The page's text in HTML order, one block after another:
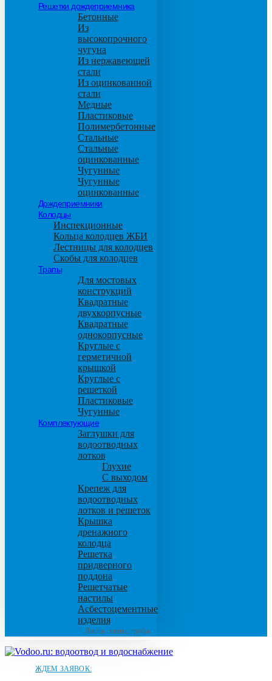
Решетки дождеприемника
Бетонные
Из
высокопрочного
чугуна
Из нержавеющей
стали
Из оцинкованной
стали
Медные
Пластиковые
Полимербетонные
Стальные
Стальные
оцинкованные
Чугунные
Чугунные
оцинкованные
Дождеприемники
Колодцы
Инспекционные
Кольца колодцев ЖБИ
Лестницы для колодцев
Скобы для колодцев
Трапы
Для мостовых
конструкций
Квадратные
двухкорпусные
Квадратные
однокорпусные
Круглые с
герметичной
крышкой
Круглые с
решеткой
Пластиковые
Чугунные
Комплектующие
Заглушки для
водоотводных
лотков
Глухие
С выходом
Крепеж для
водоотводных
лотков и решеток
Крышка
дренажного
колодца
Решетка
придверного
поддона
Решетчатые
настилы
Асбестоцементные
изделия
Листы, плиты, трубы
ЖДЕМ ЗАЯВОК: